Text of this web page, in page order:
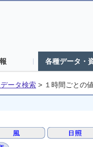
各種データ・
ータ検索 > １時間ごとの